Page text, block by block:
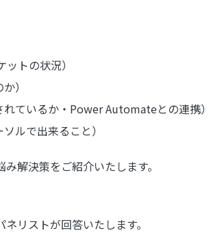
トの状況）
）
いるか・Power Automateとの連携）
で出来ること）
解決策をご紹介いたします。
リストが回答いたします。